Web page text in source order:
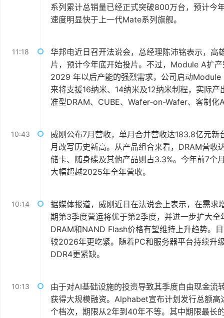
系列累计总销量已经正式突破800万台，预计今
速度明显快于上一代Mate系列旗舰。
11:18
华邦电近日召开法说会，总经理陈沛铭表示，
片，预计今年底开始投片。不过，Module A扩
2029 年以后产能的强烈需求，公司启动
来将支援16纳米、14纳米及12纳米制程，实际
准型DRAM、CUBE、Wafer-on-Wafer、客制化
10:43
威刚公布7月营收，单月合并营收达183.8亿元
月改写历史新高。从产品组合来看，DRAM营收
储卡、随身碟及其他产品则占3.3%。今年前7个
大幅超越2025年全年营收。
10:14
据媒体报道，威刚近日在法说会上表示，在需
期第3季度营运将优于第2季度，并进一步扩大
DRAM和NAND Flash价格有望维持上升趋势。
较2026年更吃紧。随着PC和服务器平台持续升
DDR4更紧缺。
10:13
由于对AI基础设施的投资导致其季度自由现金
获得大规模融资。Alphabet宣布计划发行总额
个档次，期限从2年到40年不等。其中期限最长